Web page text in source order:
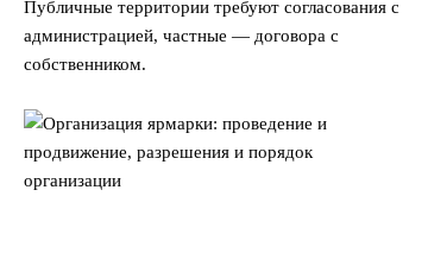
Публичные территории требуют согласования с
администрацией, частные — договора с
собственником.